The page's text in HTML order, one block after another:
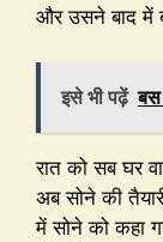
और उसने बाद में
इसे भी पढ़ें बस
रात को सब घर
अब सोने की
में सोने को कहा